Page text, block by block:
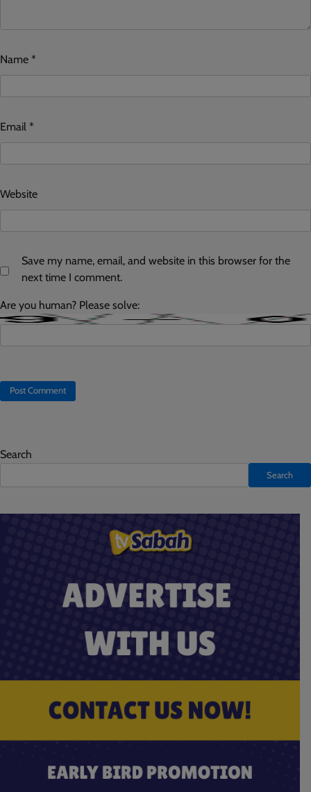
Name *
Email *
Website
Save my name, email, and website in this browser for the
next time I comment.
Are you human? Please solve:
Search
Search